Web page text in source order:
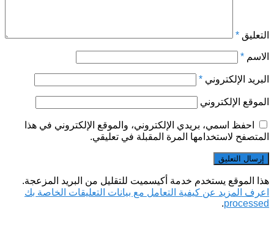
التعليق *
الاسم *
البريد الإلكتروني *
الموقع الإلكتروني
احفظ اسمي، بريدي الإلكتروني، والموقع الإلكتروني في هذا
المتصفح لاستخدامها المرة المقبلة في تعليقي.
هذا الموقع يستخدم خدمة أكيسميت للتقليل من البريد المزعجة.
اعرف المزيد عن كيفية التعامل مع بيانات التعليقات الخاصة بك
processed
.